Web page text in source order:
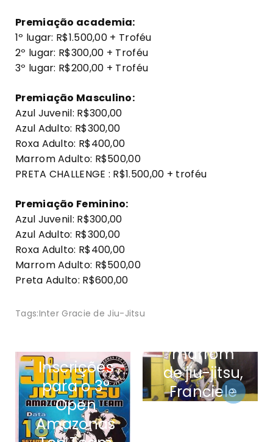
Premiação academia:
1º lugar: R$1.500,00 + Troféu
2º lugar: R$300,00 + Troféu
3º lugar: R$200,00 + Troféu
Premiação Masculino:
Azul Juvenil: R$300,00
Azul Adulto: R$300,00
Roxa Adulto: R$400,00
Marrom Adulto: R$500,00
PRETA CHALLENGE : R$1.500,00 + troféu
Premiação Feminino:
Azul Juvenil: R$300,00
Azul Adulto: R$300,00
Roxa Adulto: R$400,00
Marrom Adulto: R$500,00
Preta Adulto: R$600,00
Tags:Inter Gracie de Jiu-Jitsu
Inscrições
para o 3°
Open
Amazonas
marrom
de jiu-jitsu,
Franciele
projeta